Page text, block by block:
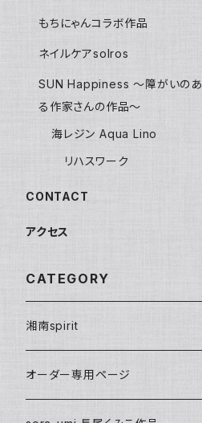
もちにゃんコラボ作品
ネイルケアsolros
SUN Happiness ～障がいのあ
る作家さんの作品～
海レジン Aqua Lino
リハスワーク
CONTACT
アクセス
CATEGORY
湘南spirit
ポストカード
オーダー専用ページ